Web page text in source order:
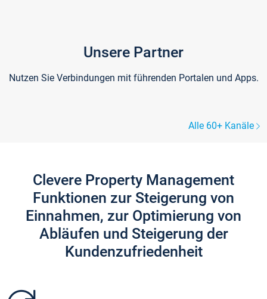
Unsere Partner
Nutzen Sie Verbindungen mit führenden Portalen und Apps.
Alle 60+ Kanäle
Clevere Property Management
Funktionen zur Steigerung von
Einnahmen, zur Optimierung von
Abläufen und Steigerung der
Kundenzufriedenheit